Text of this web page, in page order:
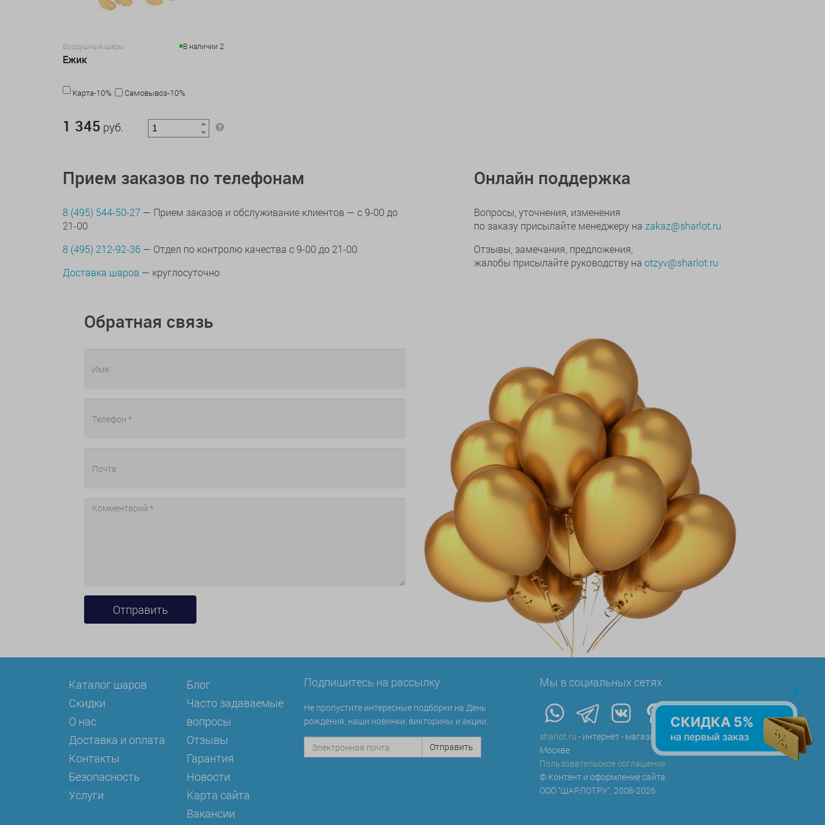
Воздушные шары В наличии 2
Ежик
Карта-10%
Самовывоз-10%
1 345 руб.
Прием заказов по телефонам
8 (495) 544-50-27 — Прием заказов и обслуживание клиентов — с 9-00 до
21-00
8 (495) 212-92-36 — Отдел по контролю качества с 9-00 до 21-00
Доставка шаров — круглосуточно
Онлайн поддержка
Вопросы, уточнения, изменения
по заказу присылайте менеджеру на zakaz@sharlot.ru
Отзывы, замечания, предложения,
жалобы присылайте руководству на otzyv@sharlot.ru
Обратная связь
Каталог шаров
Скидки
О нас
Доставка и оплата
Контакты
Безопасность
Услуги
Блог
Часто задаваемые
вопросы
Отзывы
Гарантия
Новости
Карта сайта
Вакансии
Подпишитесь на рассылку
Не пропустите интересные подборки на День
рождения, наши новинки, викторины и акции.
Мы в социальных сетях
sharlot.ru - интернет - магазин воздушных шаров в
Москве
Пользовательское соглашение
© Контент и оформление сайта.
ООО "ШАРЛОТ.РУ", 2008-2026
x
СКИДКА 5%
на первый заказ